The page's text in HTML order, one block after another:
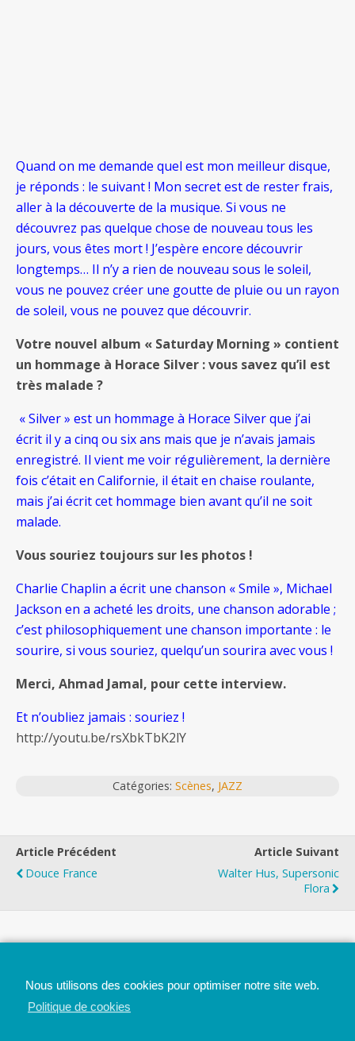
Quand on me demande quel est mon meilleur disque,
je réponds : le suivant ! Mon secret est de rester frais,
aller à la découverte de la musique. Si vous ne
découvrez pas quelque chose de nouveau tous les
jours, vous êtes mort ! J’espère encore découvrir
longtemps… Il n’y a rien de nouveau sous le soleil,
vous ne pouvez créer une goutte de pluie ou un rayon
de soleil, vous ne pouvez que découvrir.
Votre nouvel album « Saturday Morning » contient
un hommage à Horace Silver : vous savez qu’il est
très malade ?
« Silver » est un hommage à Horace Silver que j’ai
écrit il y a cinq ou six ans mais que je n’avais jamais
enregistré. Il vient me voir régulièrement, la dernière
fois c’était en Californie, il était en chaise roulante,
mais j’ai écrit cet hommage bien avant qu’il ne soit
malade.
Vous souriez toujours sur les photos !
Charlie Chaplin a écrit une chanson « Smile », Michael
Jackson en a acheté les droits, une chanson adorable ;
c’est philosophiquement une chanson importante : le
sourire, si vous souriez, quelqu’un sourira avec vous !
Merci, Ahmad Jamal, pour cette interview.
Et n’oubliez jamais : souriez !
http://youtu.be/rsXbkTbK2lY
Catégories: Scènes, JAZZ
Article Précédent
Douce France
Article Suivant
Walter Hus, Supersonic
Flora
Nous utilisons des cookies pour optimiser notre site web.
Politique de cookies